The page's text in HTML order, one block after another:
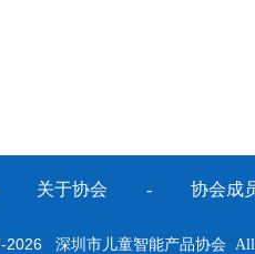
关于协会 - 协会成
2026
深圳市儿童智能产品协会 All